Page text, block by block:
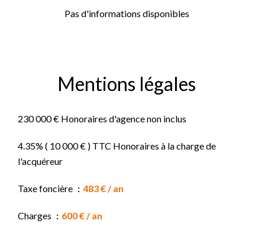
Pas d'informations disponibles
Mentions légales
230 000 € Honoraires d'agence non inclus
4.35% ( 10 000 € ) TTC Honoraires à la charge de
l'acquéreur
Taxe foncière 483 € / an
Charges 600 € / an